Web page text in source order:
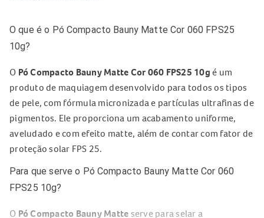
O que é o Pó Compacto Bauny Matte Cor 060 FPS25
10g?
O Pó Compacto Bauny Matte Cor 060 FPS25 10g é um
produto de maquiagem desenvolvido para todos os tipos
de pele, com fórmula micronizada e partículas ultrafinas de
pigmentos. Ele proporciona um acabamento uniforme,
aveludado e com efeito matte, além de contar com fator de
proteção solar FPS 25.
Para que serve o Pó Compacto Bauny Matte Cor 060
FPS25 10g?
O Pó Compacto Bauny Matte serve para selar a